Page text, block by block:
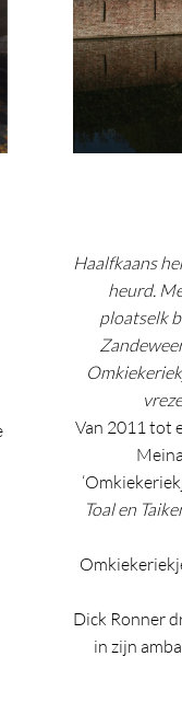
Haalfkaans
heurd.
ploatselk
Van 2011 tot
Toal en
Dick Ronner
in zijn